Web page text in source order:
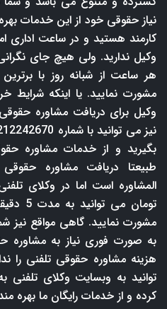
نیاز حقوقی خود از این خدمات
کارمند هستید و در ساعت اداری
وکیل ندارید. ولی هیچ جای
هر ساعت از شبانه روز با
مشورت نمایید. یا اینکه شرایط
وکیل برای دریافت مشاوره
بگیرید و از خدمات مشاوره
طبیعتا دریافت مشاوره
مشورت نمایید. گاهی مواقع نیز
به صورت فوری نیاز به مشاوره
هزینه مشاوره حقوقی تلفنی را
توانید به وبسایت وکلای تلفنی
کرده و از خدمات رایگان ما بهره